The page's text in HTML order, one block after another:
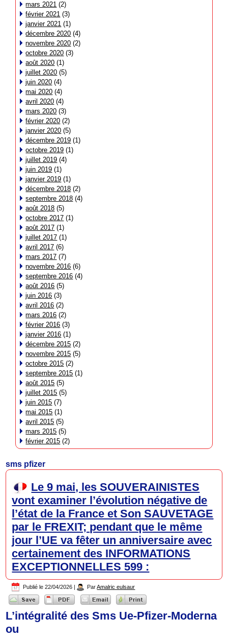
mars 2021 (2)
février 2021 (3)
janvier 2021 (1)
décembre 2020 (4)
novembre 2020 (2)
octobre 2020 (3)
août 2020 (1)
juillet 2020 (5)
juin 2020 (4)
mai 2020 (4)
avril 2020 (4)
mars 2020 (3)
février 2020 (2)
janvier 2020 (5)
décembre 2019 (1)
octobre 2019 (1)
juillet 2019 (4)
juin 2019 (1)
janvier 2019 (1)
décembre 2018 (2)
septembre 2018 (4)
août 2018 (5)
octobre 2017 (1)
août 2017 (1)
juillet 2017 (1)
avril 2017 (6)
mars 2017 (7)
novembre 2016 (6)
septembre 2016 (4)
août 2016 (5)
juin 2016 (3)
avril 2016 (2)
mars 2016 (2)
février 2016 (3)
janvier 2016 (1)
décembre 2015 (2)
novembre 2015 (5)
octobre 2015 (2)
septembre 2015 (1)
août 2015 (5)
juillet 2015 (5)
juin 2015 (7)
mai 2015 (1)
avril 2015 (5)
mars 2015 (5)
février 2015 (2)
sms pfizer
Le 9 mai, les SOUVERAINISTES
vont examiner l’évolution négative de
l’état de la France et Son SAUVETAGE
par le FREXIT; pendant que le même
jour l’UE va fêter un anniversaire avec
certainement des INFORMATIONS
EXCEPTIONNELLES 599 :
Publié le 22/04/2026 | Par Amalric eulsaur
L’intégralité desSms Ue-Pfizer-Moderna
ou